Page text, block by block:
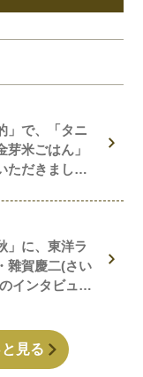
」で、「タニ
芽米ごはん」
ただきまし
」に、東洋ラ
雜賀慶二(さい
インタビュー
見る